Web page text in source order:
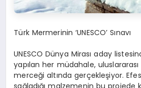
Türk Mermerinin ‘UNESCO’ Sınavı
UNESCO Dünya Mirası aday
yapılan her müdahale, uluslararası
merceği altında gerçekleşiyor.
sağladığı malzemenin bu projede